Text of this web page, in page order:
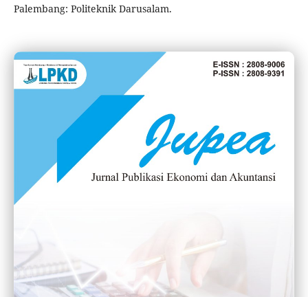
Palembang: Politeknik Darusalam.